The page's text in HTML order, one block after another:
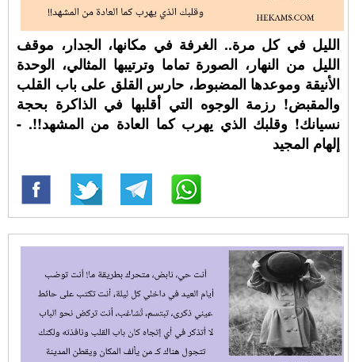
الليل في كل مرة.. الغرفة في مكانها، الجدار، موقف
الليل من النهار، الصورة تماما وترتيبها المثالي، الوحدة
الأنيقة وموعدها المضبوط، حارس القلق على باب القلب
والمقبض! رزمة الوجوه التي أقلبها في الذاكرة بحجة
نسيانك! وقلبك الذي يهرب كما العادة من المشهد!!. -
إلهام المجيد